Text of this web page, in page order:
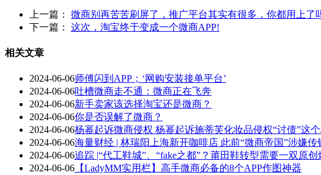
上一篇： 微商别再苦苦刷屏了，推广平台其实有很多，你都用上了
下一篇： 这次，淘宝终于变成一个微商APP!
相关文章
2024-06-06师傅闪到APP；‘网购安装接单平台’
2024-06-06吐槽微商走不通：微商正在飞奔
2024-06-06新手卖家该选择淘宝还是微商？
2024-06-06你是否误解了微商？
2024-06-06杨幂起诉微商侵权 杨幂起诉施蒂芙化妆品侵权“讨债”这
2024-06-06海量财经 | 林瑞阳上海新开咖啡店 此前“微商帝国”涉嫌
2024-06-06追踪 |“代工鞋城”、“fake之都”？莆田鞋转型需要一双原创
2024-06-06 【LadyMM实用栏】高手微商必备的8个APP作图神器